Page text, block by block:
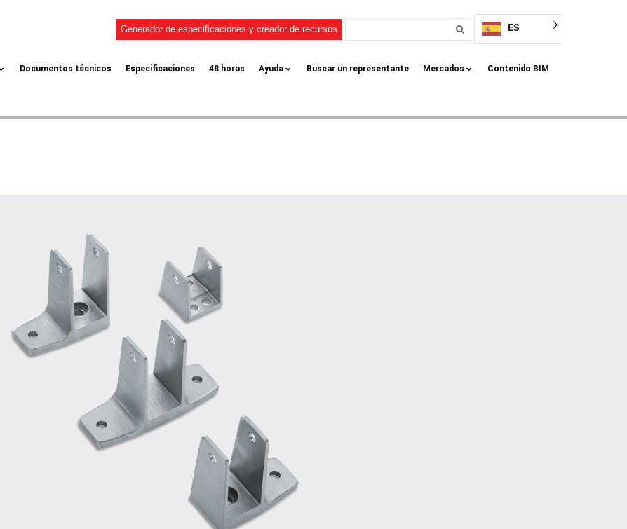
Generador de especificaciones y creador de recursos ES
Documentos técnicos Especificaciones 48 horas Ayuda Buscar un representante Mercados Contenido BIM